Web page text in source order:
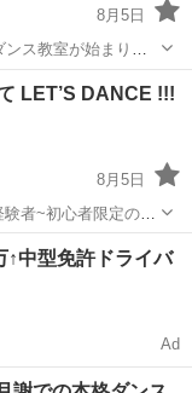
8月5日
ス教室が始まりま
たちのダンスサーク
LET’S DANCE !!!
8月5日
↑中型免許ドライバ
Ad